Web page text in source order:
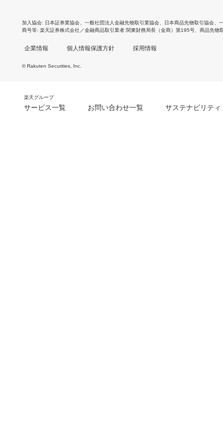
加入協会 日本証券業協会 一般社団法人金融先物取引業協会 日本商品先物取引協会
商号等 楽天証券株式会社／金融商品取引業者 関東財務局長（金商）第195号、商品先物
企業情報 個人情報保護方針 採用情報
© Rakuten Securities, Inc.
楽天グループ
サービス一覧 お問い合わせ一覧 サステナビリティ